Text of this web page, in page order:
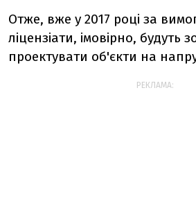
Отже, вже у 2017 році за
ліцензіати, імовірно, будуть
проектувати об'єкти на
РЕКЛАМА: